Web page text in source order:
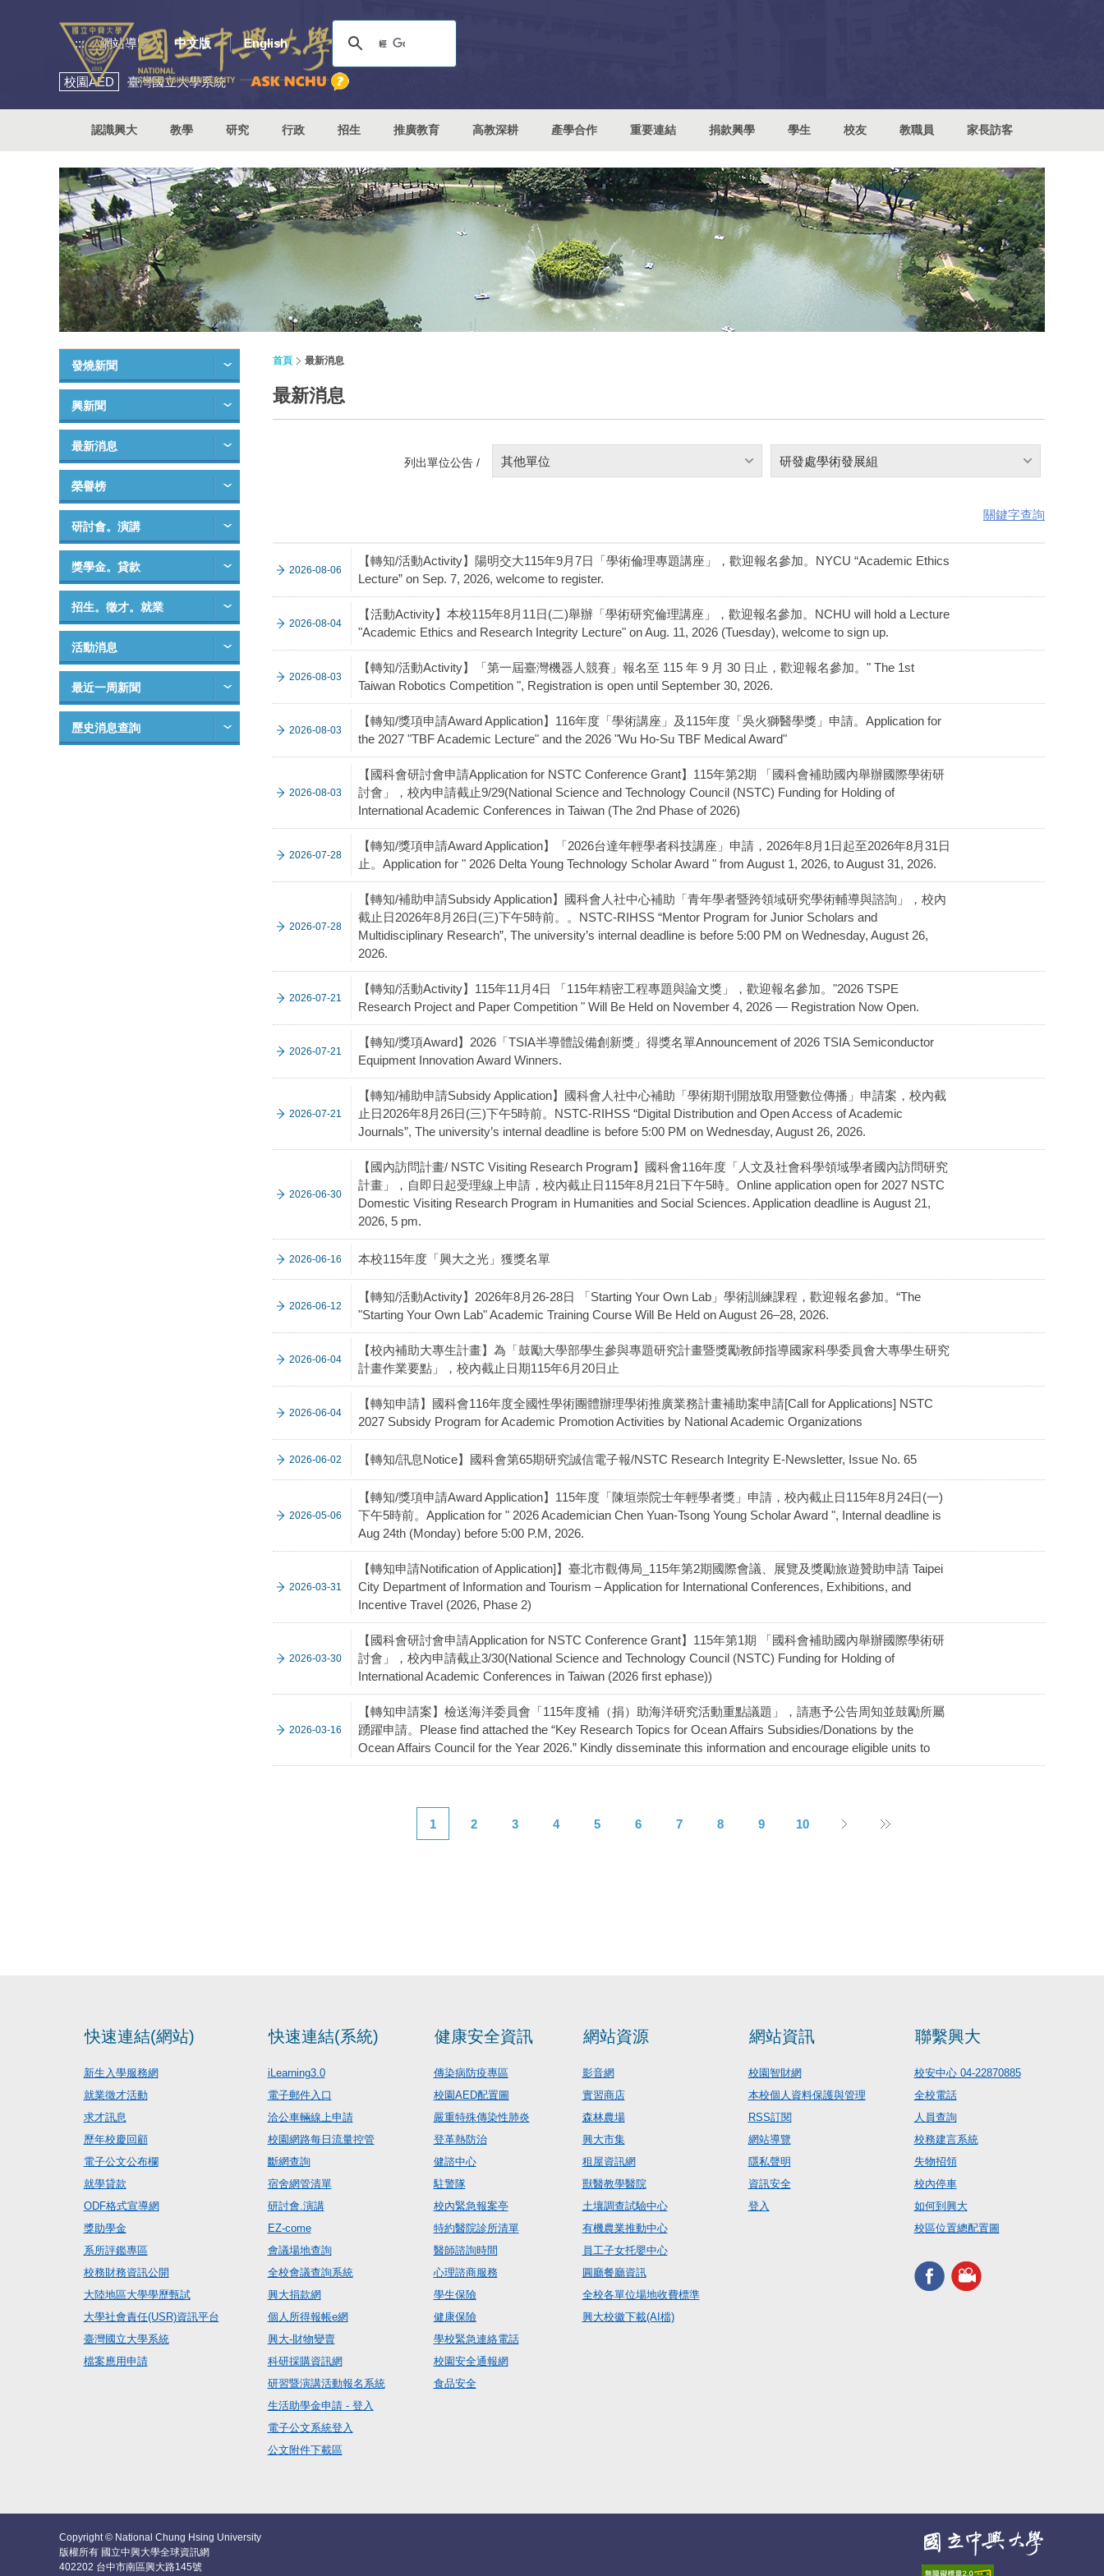
::: 網站導覽 中文版 English
校園AED 臺灣國立大學系統
認識興大 教學 研究 行政 招生 推廣教育 高教深耕 產學合作 重要連結 捐款興學 學生 校友 教職員 家長訪客
發燒新聞
興新聞
最新消息
榮譽榜
研討會。演講
獎學金。貸款
招生。徵才。就業
活動消息
最近一周新聞
歷史消息查詢
首頁 最新消息
最新消息
列出單位公告 / 其他單位 研發處學術發展組
關鍵字查詢
2026-08-06
【轉知/活動Activity】陽明交大115年9月7日「學術倫理專題講座」，歡迎報名參加。NYCU “Academic Ethics
Lecture” on Sep. 7, 2026, welcome to register.
2026-08-04
【活動Activity】本校115年8月11日(二)舉辦「學術研究倫理講座」，歡迎報名參加。NCHU will hold a Lecture
"Academic Ethics and Research Integrity Lecture" on Aug. 11, 2026 (Tuesday), welcome to sign up.
2026-08-03
【轉知/活動Activity】「第一屆臺灣機器人競賽」報名至 115 年 9 月 30 日止，歡迎報名參加。" The 1st
Taiwan Robotics Competition ", Registration is open until September 30, 2026.
2026-08-03
【轉知/獎項申請Award Application】116年度「學術講座」及115年度「吳火獅醫學獎」申請。Application for
the 2027 "TBF Academic Lecture" and the 2026 "Wu Ho-Su TBF Medical Award"
2026-08-03
【國科會研討會申請Application for NSTC Conference Grant】115年第2期 「國科會補助國內舉辦國際學術研
討會」，校內申請截止9/29(National Science and Technology Council (NSTC) Funding for Holding of
International Academic Conferences in Taiwan (The 2nd Phase of 2026)
2026-07-28
【轉知/獎項申請Award Application】「2026台達年輕學者科技講座」申請，2026年8月1日起至2026年8月31日
止。Application for " 2026 Delta Young Technology Scholar Award " from August 1, 2026, to August 31, 2026.
2026-07-28
【轉知/補助申請Subsidy Application】國科會人社中心補助「青年學者暨跨領域研究學術輔導與諮詢」，校內
截止日2026年8月26日(三)下午5時前。。NSTC-RIHSS “Mentor Program for Junior Scholars and
Multidisciplinary Research”, The university’s internal deadline is before 5:00 PM on Wednesday, August 26,
2026.
2026-07-21
【轉知/活動Activity】115年11月4日 「115年精密工程專題與論文獎」，歡迎報名參加。"2026 TSPE
Research Project and Paper Competition " Will Be Held on November 4, 2026 — Registration Now Open.
2026-07-21
【轉知/獎項Award】2026「TSIA半導體設備創新獎」得獎名單Announcement of 2026 TSIA Semiconductor
Equipment Innovation Award Winners.
2026-07-21
【轉知/補助申請Subsidy Application】國科會人社中心補助「學術期刊開放取用暨數位傳播」申請案，校內截
止日2026年8月26日(三)下午5時前。NSTC-RIHSS “Digital Distribution and Open Access of Academic
Journals”, The university’s internal deadline is before 5:00 PM on Wednesday, August 26, 2026.
2026-06-30
【國內訪問計畫/ NSTC Visiting Research Program】國科會116年度「人文及社會科學領域學者國內訪問研究
計畫」，自即日起受理線上申請，校內截止日115年8月21日下午5時。Online application open for 2027 NSTC
Domestic Visiting Research Program in Humanities and Social Sciences. Application deadline is August 21,
2026, 5 pm.
2026-06-16 本校115年度「興大之光」獲獎名單
2026-06-12
【轉知/活動Activity】2026年8月26-28日 「Starting Your Own Lab」學術訓練課程，歡迎報名參加。“The
"Starting Your Own Lab" Academic Training Course Will Be Held on August 26–28, 2026.
2026-06-04
【校內補助大專生計畫】為「鼓勵大學部學生參與專題研究計畫暨獎勵教師指導國家科學委員會大專學生研究
計畫作業要點」，校內截止日期115年6月20日止
2026-06-04
【轉知申請】國科會116年度全國性學術團體辦理學術推廣業務計畫補助案申請[Call for Applications] NSTC
2027 Subsidy Program for Academic Promotion Activities by National Academic Organizations
2026-06-02 【轉知/訊息Notice】國科會第65期研究誠信電子報/NSTC Research Integrity E-Newsletter, Issue No. 65
2026-05-06
【轉知/獎項申請Award Application】115年度「陳垣崇院士年輕學者獎」申請，校內截止日115年8月24日(一)
下午5時前。Application for " 2026 Academician Chen Yuan-Tsong Young Scholar Award ", Internal deadline is
Aug 24th (Monday) before 5:00 P.M, 2026.
2026-03-31
【轉知申請Notification of Application]】臺北市觀傳局_115年第2期國際會議、展覽及獎勵旅遊贊助申請 Taipei
City Department of Information and Tourism – Application for International Conferences, Exhibitions, and
Incentive Travel (2026, Phase 2)
2026-03-30
【國科會研討會申請Application for NSTC Conference Grant】115年第1期 「國科會補助國內舉辦國際學術研
討會」，校內申請截止3/30(National Science and Technology Council (NSTC) Funding for Holding of
International Academic Conferences in Taiwan (2026 first ephase))
2026-03-16
【轉知申請案】檢送海洋委員會「115年度補（捐）助海洋研究活動重點議題」，請惠予公告周知並鼓勵所屬
踴躍申請。Please find attached the “Key Research Topics for Ocean Affairs Subsidies/Donations by the
Ocean Affairs Council for the Year 2026.” Kindly disseminate this information and encourage eligible units to
1 2 3 4 5 6 7 8 9 10
快速連結(網站)
新生入學服務網
就業徵才活動
求才訊息
歷年校慶回顧
電子公文公布欄
就學貸款
ODF格式宣導網
獎助學金
系所評鑑專區
校務財務資訊公開
大陸地區大學學歷甄試
大學社會責任(USR)資訊平台
臺灣國立大學系統
檔案應用申請
快速連結(系統)
iLearning3.0
電子郵件入口
洽公車輛線上申請
校園網路每日流量控管
斷網查詢
宿舍網管清單
研討會.演講
EZ-come
會議場地查詢
全校會議查詢系統
興大捐款網
個人所得報帳e網
興大-財物變賣
科研採購資訊網
研習暨演講活動報名系統
生活助學金申請 - 登入
電子公文系統登入
公文附件下載區
健康安全資訊
傳染病防疫專區
校園AED配置圖
嚴重特殊傳染性肺炎
登革熱防治
健諮中心
駐警隊
校內緊急報案亭
特約醫院診所清單
醫師諮詢時間
心理諮商服務
學生保險
健康保險
學校緊急連絡電話
校園安全通報網
食品安全
網站資源
影音網
實習商店
森林農場
興大市集
租屋資訊網
獸醫教學醫院
土壤調查試驗中心
有機農業推動中心
員工子女托嬰中心
圓廳餐廳資訊
全校各單位場地收費標準
興大校徽下載(AI檔)
網站資訊
校園智財網
本校個人資料保護與管理
RSS訂閱
網站導覽
隱私聲明
資訊安全
登入
聯繫興大
校安中心 04-22870885
全校電話
人員查詢
校務建言系統
失物招領
校內停車
如何到興大
校區位置總配置圖
Copyright © National Chung Hsing University
版權所有 國立中興大學全球資訊網
402202 台中市南區興大路145號